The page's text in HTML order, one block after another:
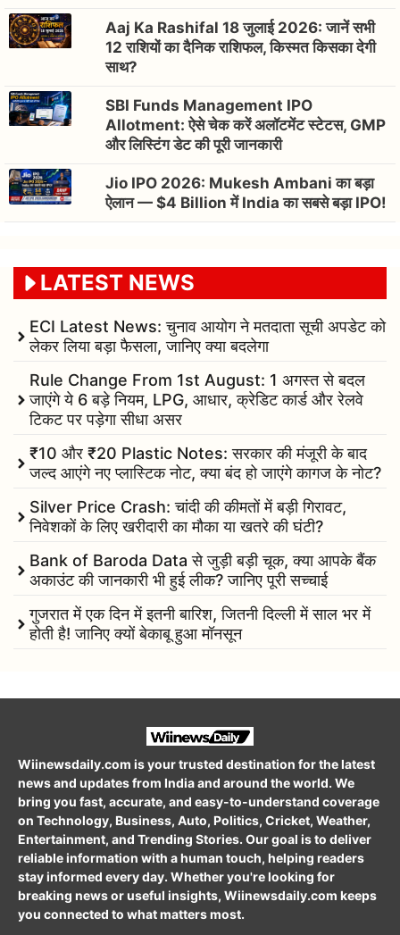
Aaj Ka Rashifal 18 जुलाई 2026: जानें सभी
12 राशियों का दैनिक राशिफल, किस्मत किसका देगी
साथ?
SBI Funds Management IPO
Allotment: ऐसे चेक करें अलॉटमेंट स्टेटस, GMP
और लिस्टिंग डेट की पूरी जानकारी
Jio IPO 2026: Mukesh Ambani का बड़ा
ऐलान — $4 Billion में India का सबसे बड़ा IPO!
LATEST NEWS
ECI Latest News: चुनाव आयोग ने मतदाता सूची अपडेट को
लेकर लिया बड़ा फैसला, जानिए क्या बदलेगा
Rule Change From 1st August: 1 अगस्त से बदल
जाएंगे ये 6 बड़े नियम, LPG, आधार, क्रेडिट कार्ड और रेलवे
टिकट पर पड़ेगा सीधा असर
₹10 और ₹20 Plastic Notes: सरकार की मंजूरी के बाद
जल्द आएंगे नए प्लास्टिक नोट, क्या बंद हो जाएंगे कागज के नोट?
Silver Price Crash: चांदी की कीमतों में बड़ी गिरावट,
निवेशकों के लिए खरीदारी का मौका या खतरे की घंटी?
Bank of Baroda Data से जुड़ी बड़ी चूक, क्या आपके बैंक
अकाउंट की जानकारी भी हुई लीक? जानिए पूरी सच्चाई
गुजरात में एक दिन में इतनी बारिश, जितनी दिल्ली में साल भर में
होती है! जानिए क्यों बेकाबू हुआ मॉनसून
Wiinewsdaily.com is your trusted destination for the latest
news and updates from India and around the world. We
bring you fast, accurate, and easy-to-understand coverage
on Technology, Business, Auto, Politics, Cricket, Weather,
Entertainment, and Trending Stories. Our goal is to deliver
reliable information with a human touch, helping readers
stay informed every day. Whether you're looking for
breaking news or useful insights, Wiinewsdaily.com keeps
you connected to what matters most.